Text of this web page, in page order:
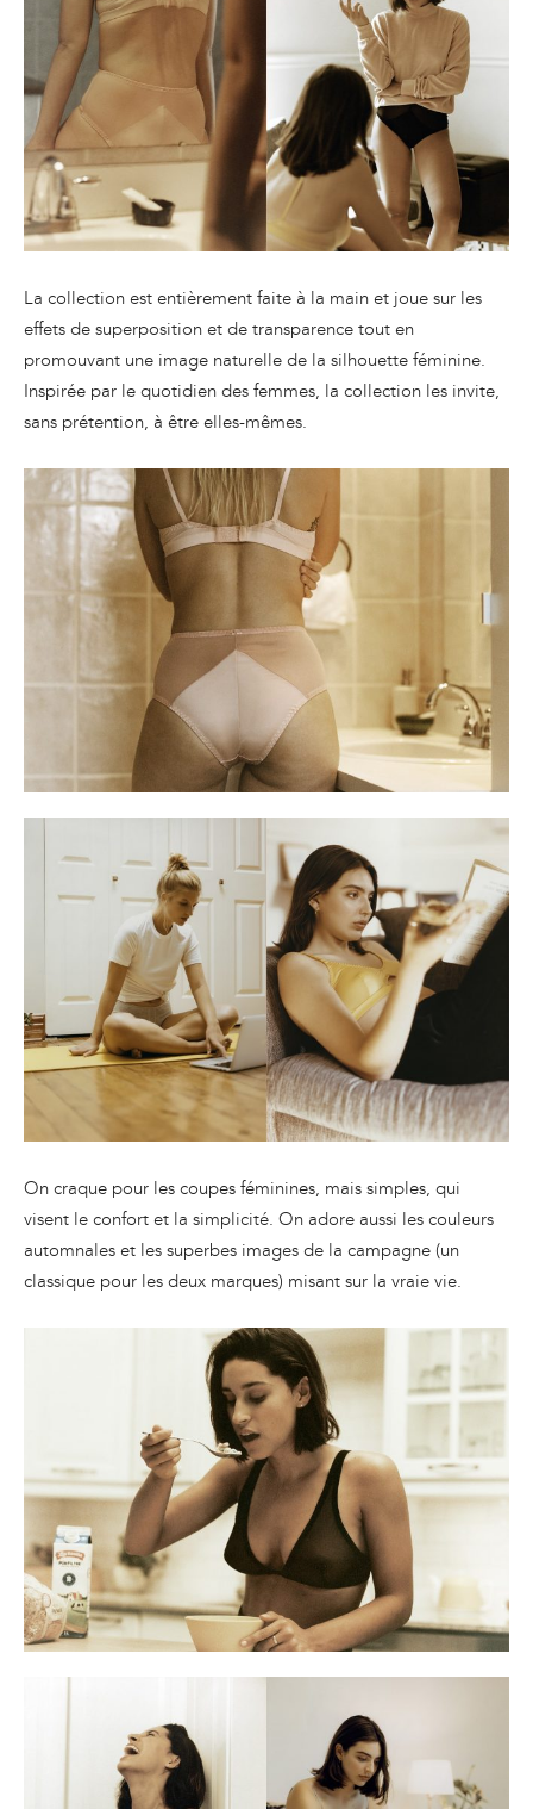
La collection est entièrement faite à la main et joue sur les
effets de superposition et de transparence tout en
promouvant une image naturelle de la silhouette féminine.
Inspirée par le quotidien des femmes, la collection les invite,
sans prétention, à être elles-mêmes.
On craque pour les coupes féminines, mais simples, qui
visent le confort et la simplicité. On adore aussi les couleurs
automnales et les superbes images de la campagne (un
classique pour les deux marques) misant sur la vraie vie.